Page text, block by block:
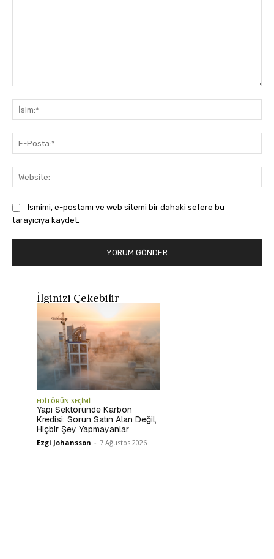
Ismimi, e-postamı ve web sitemi bir dahaki sefere bu
tarayıcıya kaydet.
İlginizi Çekebilir
EDİTÖRÜN SEÇİMİ
Yapı Sektöründe Karbon
Kredisi: Sorun Satın Alan Değil,
Hiçbir Şey Yapmayanlar
Ezgi Johansson - 7 Ağustos 2026